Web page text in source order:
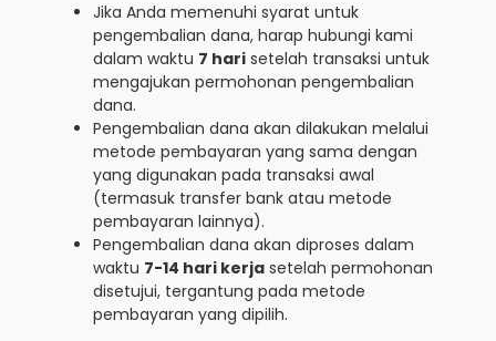
Jika Anda memenuhi syarat untuk
pengembalian dana, harap hubungi kami
dalam waktu 7 harisetelah transaksi untuk
mengajukan permohonan pengembalian
dana.
Pengembalian dana akan dilakukan melalui
metode pembayaran yang sama dengan
yang digunakan pada transaksi awal
(termasuk transfer bank atau metode
pembayaran lainnya).
Pengembalian dana akan diproses dalam
waktu 7-14 hari kerjasetelah permohonan
disetujui, tergantung pada metode
pembayaran yang dipilih.